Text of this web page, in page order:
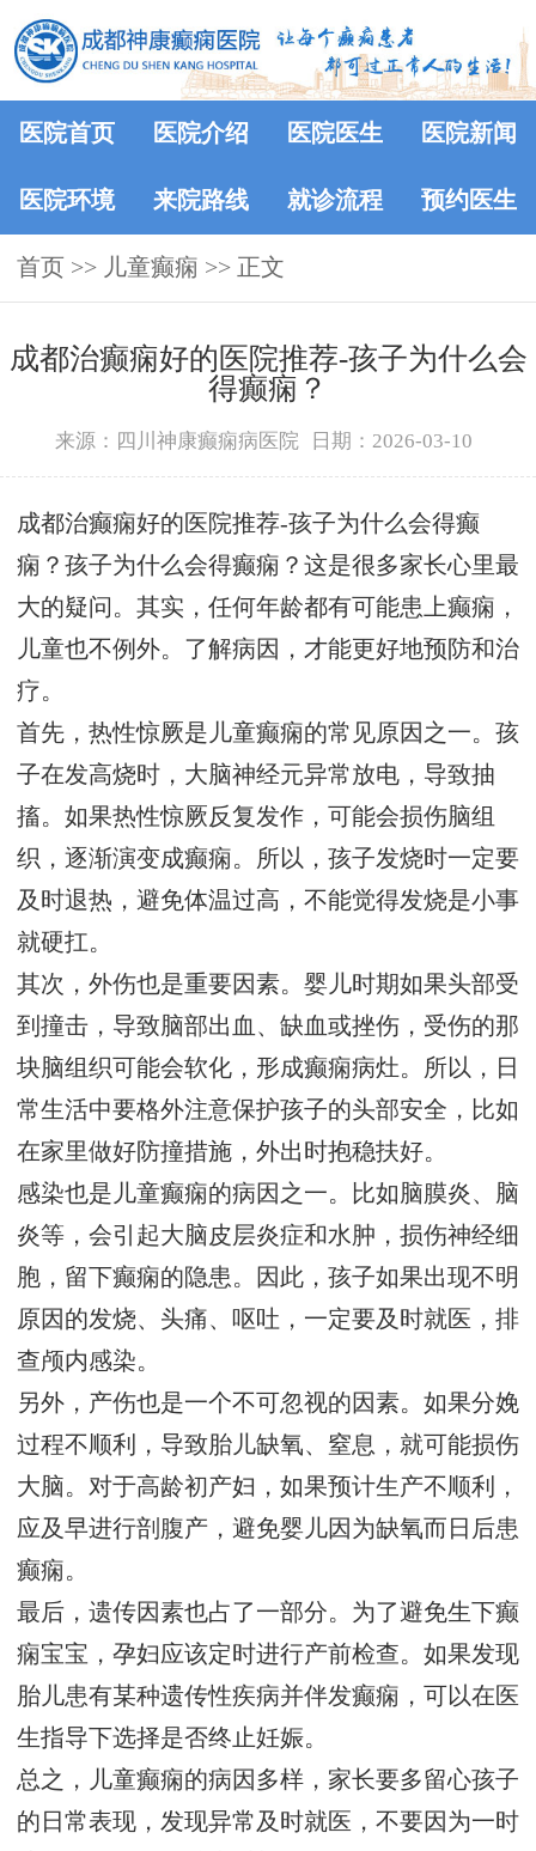
医院首页 医院介绍 医院医生 医院新闻
医院环境 来院路线 就诊流程 预约医生
首页 >> 儿童癫痫 >> 正文
成都治癫痫好的医院推荐-孩子为什么会
得癫痫？
来源：四川神康癫痫病医院 日期：2026-03-10
成都治癫痫好的医院推荐-孩子为什么会得癫
痫？孩子为什么会得癫痫？这是很多家长心里最
大的疑问。其实，任何年龄都有可能患上癫痫，
儿童也不例外。了解病因，才能更好地预防和治
疗。
首先，热性惊厥是儿童癫痫的常见原因之一。孩
子在发高烧时，大脑神经元异常放电，导致抽
搐。如果热性惊厥反复发作，可能会损伤脑组
织，逐渐演变成癫痫。所以，孩子发烧时一定要
及时退热，避免体温过高，不能觉得发烧是小事
就硬扛。
其次，外伤也是重要因素。婴儿时期如果头部受
到撞击，导致脑部出血、缺血或挫伤，受伤的那
块脑组织可能会软化，形成癫痫病灶。所以，日
常生活中要格外注意保护孩子的头部安全，比如
在家里做好防撞措施，外出时抱稳扶好。
感染也是儿童癫痫的病因之一。比如脑膜炎、脑
炎等，会引起大脑皮层炎症和水肿，损伤神经细
胞，留下癫痫的隐患。因此，孩子如果出现不明
原因的发烧、头痛、呕吐，一定要及时就医，排
查颅内感染。
另外，产伤也是一个不可忽视的因素。如果分娩
过程不顺利，导致胎儿缺氧、窒息，就可能损伤
大脑。对于高龄初产妇，如果预计生产不顺利，
应及早进行剖腹产，避免婴儿因为缺氧而日后患
癫痫。
最后，遗传因素也占了一部分。为了避免生下癫
痫宝宝，孕妇应该定时进行产前检查。如果发现
胎儿患有某种遗传性疾病并伴发癫痫，可以在医
生指导下选择是否终止妊娠。
总之，儿童癫痫的病因多样，家长要多留心孩子
的日常表现，发现异常及时就医，不要因为一时